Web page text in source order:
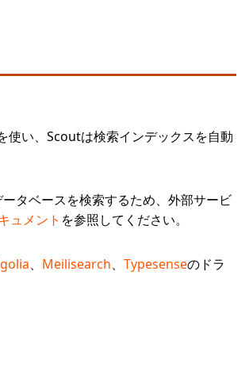
使い、Scoutは検索インデックスを自動
タベースを検索するため、外部サービ
ュメント を参照してください。
、 Meilisearch、 Typesenseのドラ